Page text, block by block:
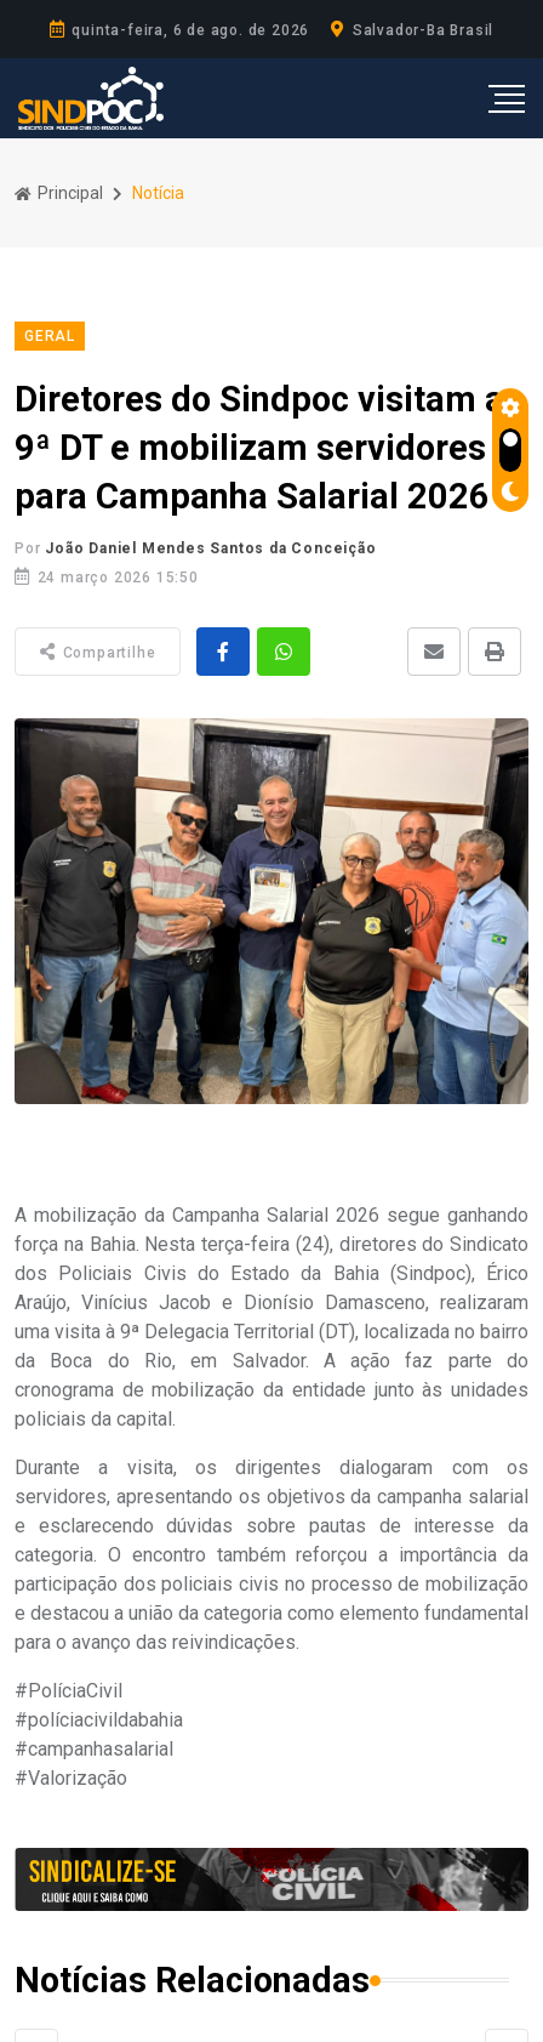
quinta-feira, 6 de ago. de 2026 Salvador-Ba Brasil
Principal Notícia
GERAL
Diretores do Sindpoc visitam a
9ª DT e mobilizam servidores
para Campanha Salarial 2026
Por João Daniel Mendes Santos da Conceição
24 março 2026 15:50
Compartilhe
A mobilização da Campanha Salarial 2026 segue ganhando
força na Bahia. Nesta terça-feira (24), diretores do Sindicato
dos Policiais Civis do Estado da Bahia (Sindpoc), Érico
Araújo, Vinícius Jacob e Dionísio Damasceno, realizaram
uma visita à 9ª Delegacia Territorial (DT), localizada no bairro
da Boca do Rio, em Salvador. A ação faz parte do
cronograma de mobilização da entidade junto às unidades
policiais da capital.
Durante a visita, os dirigentes dialogaram com os
servidores, apresentando os objetivos da campanha salarial
e esclarecendo dúvidas sobre pautas de interesse da
categoria. O encontro também reforçou a importância da
participação dos policiais civis no processo de mobilização
e destacou a união da categoria como elemento fundamental
para o avanço das reivindicações.
#PolíciaCivil
#políciacivildabahia
#campanhasalarial
#Valorização
Notícias Relacionadas